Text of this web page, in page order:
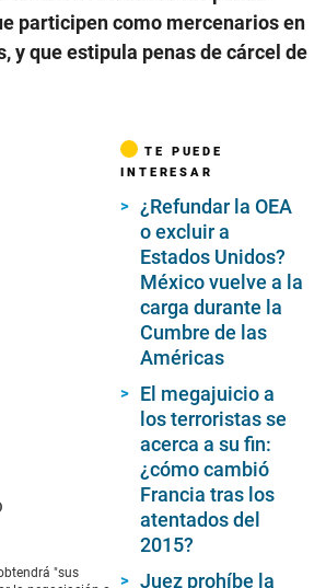
participen como mercenarios en
y que estipula penas de cárcel de
"sus
TE PUEDE
INTERESAR
¿Refundar la OEA
o excluir a
Estados Unidos?
México vuelve a la
carga durante la
Cumbre de las
Américas
El megajuicio a
los terroristas se
acerca a su fin:
¿cómo cambió
Francia tras los
atentados del
2015?
Juez prohíbe la